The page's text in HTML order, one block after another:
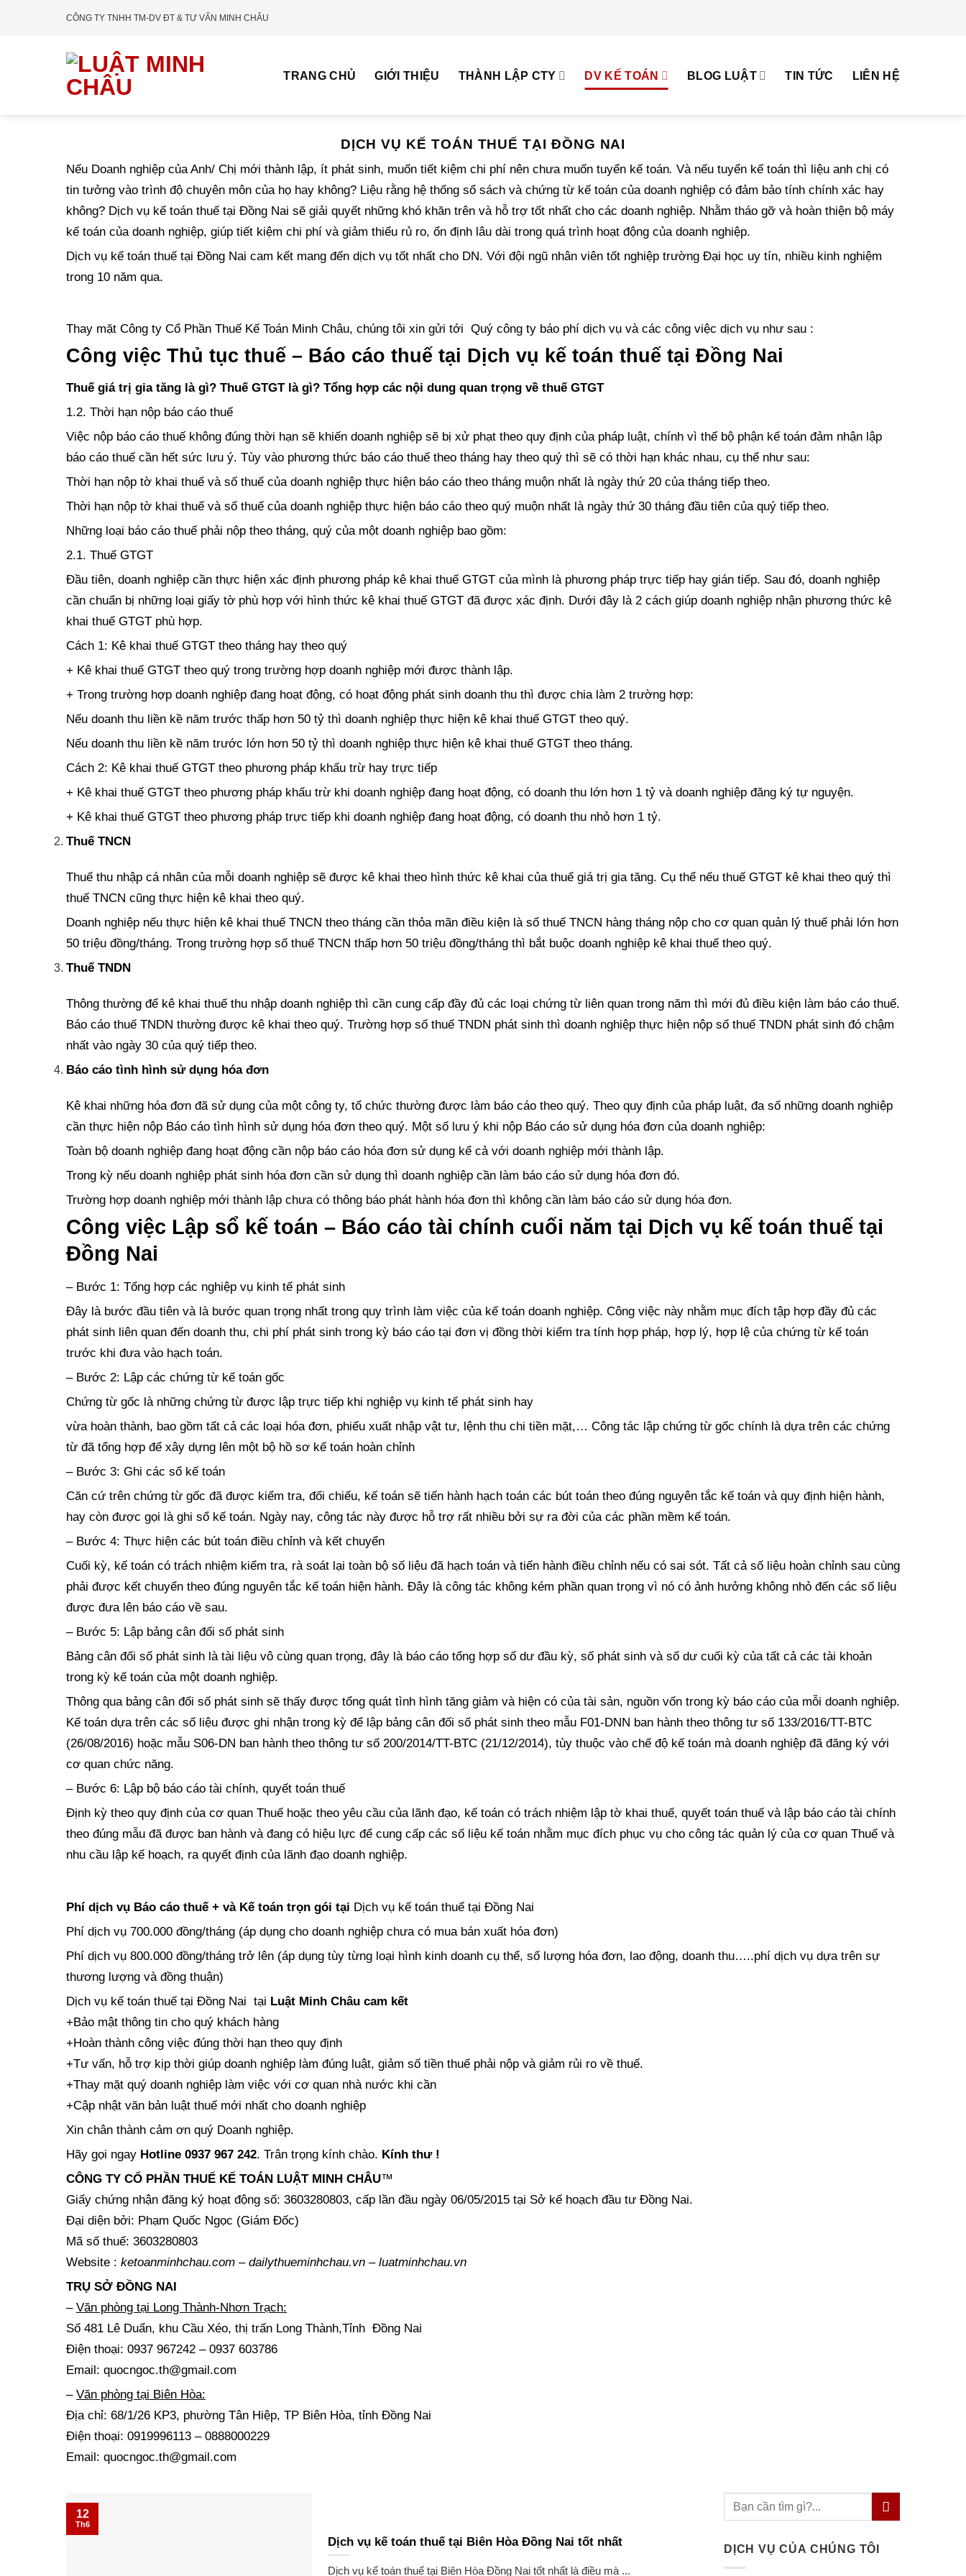
CÔNG TY TNHH TM-DV ĐT & TƯ VẤN MINH CHÂU
TRANG CHỦ GIỚI THIỆU THÀNH LẬP CTY DV KẾ TOÁN BLOG LUẬT TIN TỨC LIÊN HỆ
DỊCH VỤ KẾ TOÁN THUẾ TẠI ĐỒNG NAI
Nếu Doanh nghiệp của Anh/ Chị mới thành lập, ít phát sinh, muốn tiết kiệm chi phí nên chưa muốn tuyển kế toán. Và nếu tuyển kế toán thì liệu anh chị có
tin tưởng vào trình độ chuyên môn của họ hay không? Liệu rằng hệ thống sổ sách và chứng từ kế toán của doanh nghiệp có đảm bảo tính chính xác hay
không? Dịch vụ kế toán thuế tại Đồng Nai sẽ giải quyết những khó khăn trên và hỗ trợ tốt nhất cho các doanh nghiệp. Nhằm tháo gỡ và hoàn thiện bộ máy
kế toán của doanh nghiệp, giúp tiết kiệm chi phí và giảm thiểu rủ ro, ổn định lâu dài trong quá trình hoạt động của doanh nghiệp.
Dịch vụ kế toán thuế tại Đồng Nai cam kết mang đến dịch vụ tốt nhất cho DN. Với đội ngũ nhân viên tốt nghiệp trường Đại học uy tín, nhiều kinh nghiệm
trong 10 năm qua.
Thay mặt Công ty Cổ Phần Thuế Kế Toán Minh Châu, chúng tôi xin gửi tới Quý công ty báo phí dịch vụ và các công việc dịch vụ như sau :
Công việc Thủ tục thuế – Báo cáo thuế tại Dịch vụ kế toán thuế tại Đồng Nai
Thuế giá trị gia tăng là gì? Thuế GTGT là gì? Tổng hợp các nội dung quan trọng về thuế GTGT
1.2. Thời hạn nộp báo cáo thuế
Việc nộp báo cáo thuế không đúng thời hạn sẽ khiến doanh nghiệp sẽ bị xử phạt theo quy định của pháp luật, chính vì thế bộ phận kế toán đảm nhận lập
báo cáo thuế cần hết sức lưu ý. Tùy vào phương thức báo cáo thuế theo tháng hay theo quý thì sẽ có thời hạn khác nhau, cụ thể như sau:
Thời hạn nộp tờ khai thuế và số thuế của doanh nghiệp thực hiện báo cáo theo tháng muộn nhất là ngày thứ 20 của tháng tiếp theo.
Thời hạn nộp tờ khai thuế và số thuế của doanh nghiệp thực hiện báo cáo theo quý muộn nhất là ngày thứ 30 tháng đầu tiên của quý tiếp theo.
Những loại báo cáo thuế phải nộp theo tháng, quý của một doanh nghiệp bao gồm:
2.1. Thuế GTGT
Đầu tiên, doanh nghiệp cần thực hiện xác định phương pháp kê khai thuế GTGT của mình là phương pháp trực tiếp hay gián tiếp. Sau đó, doanh nghiệp
cần chuẩn bị những loại giấy tờ phù hợp với hình thức kê khai thuế GTGT đã được xác định. Dưới đây là 2 cách giúp doanh nghiệp nhận phương thức kê
khai thuế GTGT phù hợp.
Cách 1: Kê khai thuế GTGT theo tháng hay theo quý
+ Kê khai thuế GTGT theo quý trong trường hợp doanh nghiệp mới được thành lập.
+ Trong trường hợp doanh nghiệp đang hoạt động, có hoạt động phát sinh doanh thu thì được chia làm 2 trường hợp:
Nếu doanh thu liền kề năm trước thấp hơn 50 tỷ thì doanh nghiệp thực hiện kê khai thuế GTGT theo quý.
Nếu doanh thu liền kề năm trước lớn hơn 50 tỷ thì doanh nghiệp thực hiện kê khai thuế GTGT theo tháng.
Cách 2: Kê khai thuế GTGT theo phương pháp khấu trừ hay trực tiếp
+ Kê khai thuế GTGT theo phương pháp khấu trừ khi doanh nghiệp đang hoạt động, có doanh thu lớn hơn 1 tỷ và doanh nghiệp đăng ký tự nguyện.
+ Kê khai thuế GTGT theo phương pháp trực tiếp khi doanh nghiệp đang hoạt động, có doanh thu nhỏ hơn 1 tỷ.
Thuế TNCN
Thuế thu nhập cá nhân của mỗi doanh nghiệp sẽ được kê khai theo hình thức kê khai của thuế giá trị gia tăng. Cụ thể nếu thuế GTGT kê khai theo quý thì
thuế TNCN cũng thực hiện kê khai theo quý.
Doanh nghiệp nếu thực hiện kê khai thuế TNCN theo tháng cần thỏa mãn điều kiện là số thuế TNCN hàng tháng nộp cho cơ quan quản lý thuế phải lớn hơn
50 triệu đồng/tháng. Trong trường hợp số thuế TNCN thấp hơn 50 triệu đồng/tháng thì bắt buộc doanh nghiệp kê khai thuế theo quý.
Thuế TNDN
Thông thường để kê khai thuế thu nhập doanh nghiệp thì cần cung cấp đầy đủ các loại chứng từ liên quan trong năm thì mới đủ điều kiện làm báo cáo thuế.
Báo cáo thuế TNDN thường được kê khai theo quý. Trường hợp số thuế TNDN phát sinh thì doanh nghiệp thực hiện nộp số thuế TNDN phát sinh đó chậm
nhất vào ngày 30 của quý tiếp theo.
Báo cáo tình hình sử dụng hóa đơn
Kê khai những hóa đơn đã sử dụng của một công ty, tổ chức thường được làm báo cáo theo quý. Theo quy định của pháp luật, đa số những doanh nghiệp
cần thực hiện nộp Báo cáo tình hình sử dụng hóa đơn theo quý. Một số lưu ý khi nộp Báo cáo sử dụng hóa đơn của doanh nghiệp:
Toàn bộ doanh nghiệp đang hoạt động cần nộp báo cáo hóa đơn sử dụng kể cả với doanh nghiệp mới thành lập.
Trong kỳ nếu doanh nghiệp phát sinh hóa đơn cần sử dụng thì doanh nghiệp cần làm báo cáo sử dụng hóa đơn đó.
Trường hợp doanh nghiệp mới thành lập chưa có thông báo phát hành hóa đơn thì không cần làm báo cáo sử dụng hóa đơn.
Công việc Lập sổ kế toán – Báo cáo tài chính cuối năm tại Dịch vụ kế toán thuế tại
Đồng Nai
– Bước 1: Tổng hợp các nghiệp vụ kinh tế phát sinh
Đây là bước đầu tiên và là bước quan trọng nhất trong quy trình làm việc của kế toán doanh nghiệp. Công việc này nhằm mục đích tập hợp đầy đủ các
phát sinh liên quan đến doanh thu, chi phí phát sinh trong kỳ báo cáo tại đơn vị đồng thời kiểm tra tính hợp pháp, hợp lý, hợp lệ của chứng từ kế toán
trước khi đưa vào hạch toán.
– Bước 2: Lập các chứng từ kế toán gốc
Chứng từ gốc là những chứng từ được lập trực tiếp khi nghiệp vụ kinh tế phát sinh hay
vừa hoàn thành, bao gồm tất cả các loại hóa đơn, phiếu xuất nhập vật tư, lệnh thu chi tiền mặt,… Công tác lập chứng từ gốc chính là dựa trên các chứng
từ đã tổng hợp để xây dựng lên một bộ hồ sơ kế toán hoàn chỉnh
– Bước 3: Ghi các sổ kế toán
Căn cứ trên chứng từ gốc đã được kiểm tra, đối chiếu, kế toán sẽ tiến hành hạch toán các bút toán theo đúng nguyên tắc kế toán và quy định hiện hành,
hay còn được gọi là ghi sổ kế toán. Ngày nay, công tác này được hỗ trợ rất nhiều bởi sự ra đời của các phần mềm kế toán.
– Bước 4: Thực hiện các bút toán điều chỉnh và kết chuyển
Cuối kỳ, kế toán có trách nhiệm kiểm tra, rà soát lại toàn bộ số liệu đã hạch toán và tiến hành điều chỉnh nếu có sai sót. Tất cả số liệu hoàn chỉnh sau cùng
phải được kết chuyển theo đúng nguyên tắc kế toán hiện hành. Đây là công tác không kém phần quan trọng vì nó có ảnh hưởng không nhỏ đến các số liệu
được đưa lên báo cáo về sau.
– Bước 5: Lập bảng cân đối số phát sinh
Bảng cân đối số phát sinh là tài liệu vô cùng quan trọng, đây là báo cáo tổng hợp số dư đầu kỳ, số phát sinh và số dư cuối kỳ của tất cả các tài khoản
trong kỳ kế toán của một doanh nghiệp.
Thông qua bảng cân đối số phát sinh sẽ thấy được tổng quát tình hình tăng giảm và hiện có của tài sản, nguồn vốn trong kỳ báo cáo của mỗi doanh nghiệp.
Kế toán dựa trên các số liệu được ghi nhận trong kỳ để lập bảng cân đối số phát sinh theo mẫu F01-DNN ban hành theo thông tư số 133/2016/TT-BTC
(26/08/2016) hoặc mẫu S06-DN ban hành theo thông tư số 200/2014/TT-BTC (21/12/2014), tùy thuộc vào chế độ kế toán mà doanh nghiệp đã đăng ký với
cơ quan chức năng.
– Bước 6: Lập bộ báo cáo tài chính, quyết toán thuế
Định kỳ theo quy định của cơ quan Thuế hoặc theo yêu cầu của lãnh đạo, kế toán có trách nhiệm lập tờ khai thuế, quyết toán thuế và lập báo cáo tài chính
theo đúng mẫu đã được ban hành và đang có hiệu lực để cung cấp các số liệu kế toán nhằm mục đích phục vụ cho công tác quản lý của cơ quan Thuế và
nhu cầu lập kế hoạch, ra quyết định của lãnh đạo doanh nghiệp.
Phí dịch vụ Báo cáo thuế + và Kế toán trọn gói tại Dịch vụ kế toán thuế tại Đồng Nai
Phí dịch vụ 700.000 đồng/tháng (áp dụng cho doanh nghiệp chưa có mua bán xuất hóa đơn)
Phí dịch vụ 800.000 đồng/tháng trở lên (áp dụng tùy từng loại hình kinh doanh cụ thể, số lượng hóa đơn, lao động, doanh thu…..phí dịch vụ dựa trên sự
thương lượng và đồng thuận)
Dịch vụ kế toán thuế tại Đồng Nai tại Luật Minh Châu cam kết
+Bảo mật thông tin cho quý khách hàng
+Hoàn thành công việc đúng thời hạn theo quy định
+Tư vấn, hỗ trợ kịp thời giúp doanh nghiệp làm đúng luật, giảm số tiền thuế phải nộp và giảm rủi ro về thuế.
+Thay mặt quý doanh nghiệp làm việc với cơ quan nhà nước khi cần
+Cập nhật văn bản luật thuế mới nhất cho doanh nghiệp
Xin chân thành cảm ơn quý Doanh nghiệp.
Hãy gọi ngay Hotline 0937 967 242. Trân trọng kính chào. Kính thư !
CÔNG TY CỔ PHẦN THUẾ KẾ TOÁN LUẬT MINH CHÂU™
Giấy chứng nhận đăng ký hoạt động số: 3603280803, cấp lần đầu ngày 06/05/2015 tại Sở kế hoạch đầu tư Đồng Nai.
Đại diện bởi: Phạm Quốc Ngọc (Giám Đốc)
Mã số thuế: 3603280803
Website : ketoanminhchau.com – dailythueminhchau.vn – luatminhchau.vn
TRỤ SỞ ĐỒNG NAI
– Văn phòng tại Long Thành-Nhơn Trạch:
Số 481 Lê Duẩn, khu Cầu Xéo, thị trấn Long Thành,Tỉnh Đồng Nai
Điện thoại: 0937 967242 – 0937 603786
Email: quocngoc.th@gmail.com
– Văn phòng tại Biên Hòa:
Địa chỉ: 68/1/26 KP3, phường Tân Hiệp, TP Biên Hòa, tỉnh Đồng Nai
Điện thoại: 0919996113 – 0888000229
Email: quocngoc.th@gmail.com
Dịch vụ kế toán thuế tại Biên Hòa Đồng Nai tốt nhất
Dịch vụ kế toán thuế tại Biên Hòa Đồng Nai tốt nhất là điều mà ...
12
Th6
DỊCH VỤ CỦA CHÚNG TÔI